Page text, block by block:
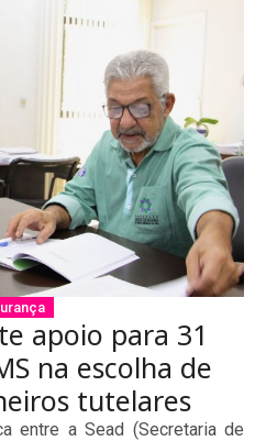
apoio para 31
na escolha de
tutelares
entre a Sead (Secretaria de